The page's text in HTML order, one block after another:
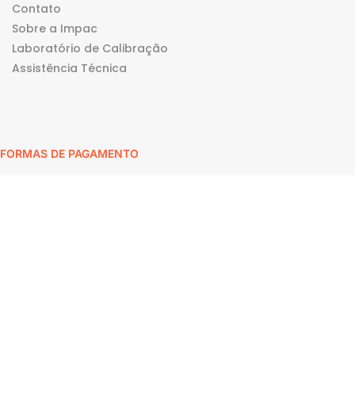
Contato
Sobre a Impac
Laboratório de Calibração
Assistência Técnica
FORMAS DE PAGAMENTO